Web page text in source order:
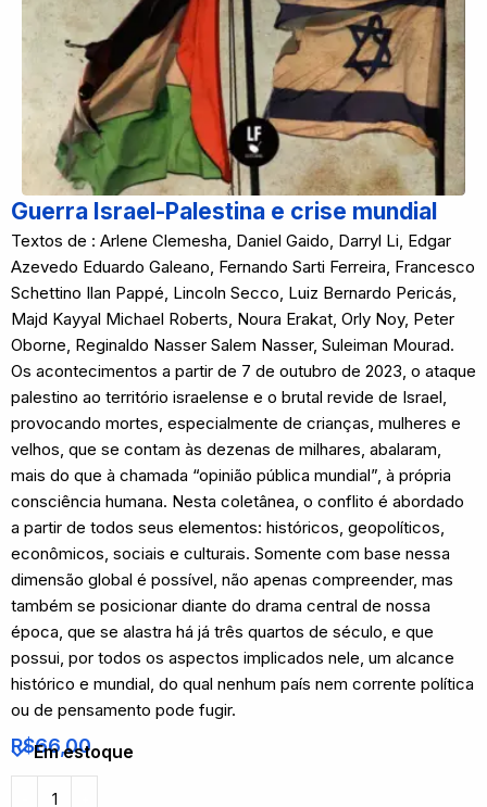
Guerra Israel-Palestina e crise mundial
Textos de : Arlene Clemesha, Daniel Gaido, Darryl Li, Edgar
Azevedo Eduardo Galeano, Fernando Sarti Ferreira, Francesco
Schettino Ilan Pappé, Lincoln Secco, Luiz Bernardo Pericás,
Majd Kayyal Michael Roberts, Noura Erakat, Orly Noy, Peter
Oborne, Reginaldo Nasser Salem Nasser, Suleiman Mourad.
Os acontecimentos a partir de 7 de outubro de 2023, o ataque
palestino ao território israelense e o brutal revide de Israel,
provocando mortes, especialmente de crianças, mulheres e
velhos, que se contam às dezenas de milhares, abalaram,
mais do que à chamada “opinião pública mundial”, à própria
consciência humana. Nesta coletânea, o conflito é abordado
a partir de todos seus elementos: históricos, geopolíticos,
econômicos, sociais e culturais. Somente com base nessa
dimensão global é possível, não apenas compreender, mas
também se posicionar diante do drama central de nossa
época, que se alastra há já três quartos de século, e que
possui, por todos os aspectos implicados nele, um alcance
histórico e mundial, do qual nenhum país nem corrente política
ou de pensamento pode fugir.
R$66,00
Em estoque